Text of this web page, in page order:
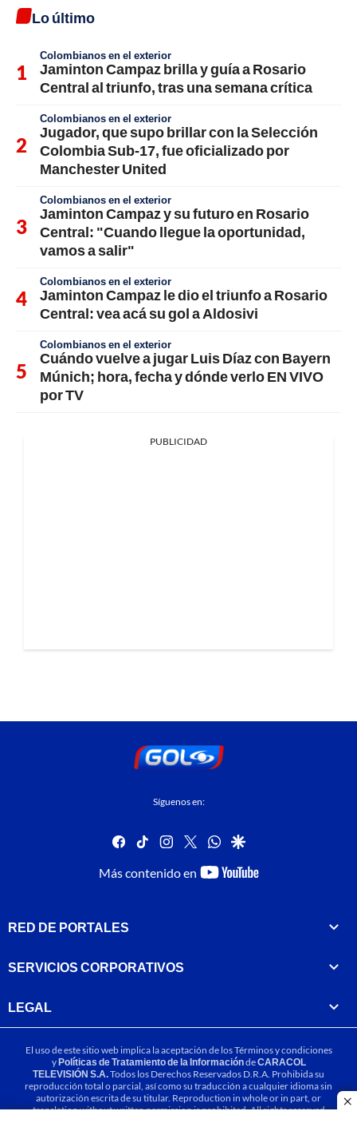
Lo último
Colombianos en el exterior
Jaminton Campaz brilla y guía a Rosario
Central al triunfo, tras una semana crítica
Colombianos en el exterior
Jugador, que supo brillar con la Selección
Colombia Sub-17, fue oficializado por
Manchester United
Colombianos en el exterior
Jaminton Campaz y su futuro en Rosario
Central: "Cuando llegue la oportunidad,
vamos a salir"
Colombianos en el exterior
Jaminton Campaz le dio el triunfo a Rosario
Central: vea acá su gol a Aldosivi
Colombianos en el exterior
Cuándo vuelve a jugar Luis Díaz con Bayern
Múnich; hora, fecha y dónde verlo EN VIVO
por TV
PUBLICIDAD
Síguenos en:
facebook
tiktok instagram
twitterwhatsapp
google
Más contenido en
youtube-
RED DE PORTALES
SERVICIOS CORPORATIVOS
LEGAL
El uso de este sitio web implica la aceptación de losTérminos y condiciones
yPolíticas de Tratamiento de la InformacióndeCARACOL
TELEVISIÓN S.A.Todos los Derechos Reservados D.R.A. Prohibida su
reproducción total o parcial, así como su traducción a cualquier idioma sin
autorización escrita de su titular. Reproduction in whole or in part, or
translation without written permission is prohibited. All rights reserved